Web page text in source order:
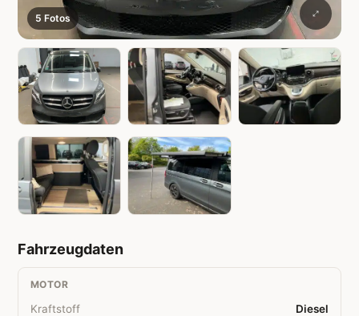
5 Fotos
Fahrzeugdaten
MOTOR
Kraftstoff
Diesel